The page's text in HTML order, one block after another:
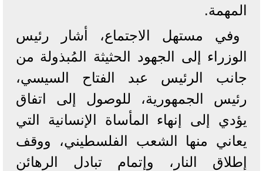
المهمة.
وفي مستهل الاجتماع، أشار رئيس
الوزراء إلى الجهود الحثيثة المُبذولة من
جانب الرئيس عبد الفتاح السيسي،
رئيس الجمهورية، للوصول إلى اتفاق
يؤدي إلى إنهاء المأساة الإنسانية التي
يعاني منها الشعب الفلسطيني، ووقف
إطلاق النار، وإتمام تبادل الرهائن